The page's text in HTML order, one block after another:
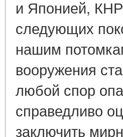
и Японией,
следующих
нашим
вооружения
любой спор
справедливо
заключить